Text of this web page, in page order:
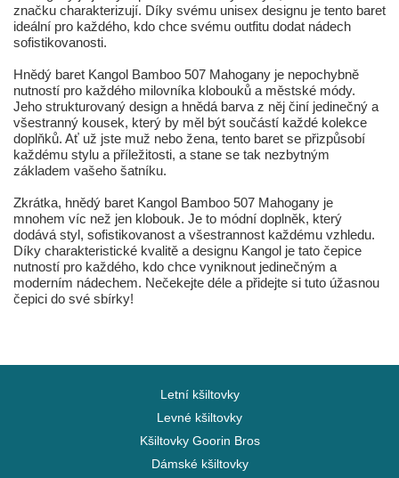
značku charakterizují. Díky svému unisex designu je tento baret
ideální pro každého, kdo chce svému outfitu dodat nádech
sofistikovanosti.
Hnědý baret Kangol Bamboo 507 Mahogany je nepochybně
nutností pro každého milovníka klobouků a městské módy.
Jeho strukturovaný design a hnědá barva z něj činí jedinečný a
všestranný kousek, který by měl být součástí každé kolekce
doplňků. Ať už jste muž nebo žena, tento baret se přizpůsobí
každému stylu a příležitosti, a stane se tak nezbytným
základem vašeho šatníku.
Zkrátka, hnědý baret Kangol Bamboo 507 Mahogany je
mnohem víc než jen klobouk. Je to módní doplněk, který
dodává styl, sofistikovanost a všestrannost každému vzhledu.
Díky charakteristické kvalitě a designu Kangol je tato čepice
nutností pro každého, kdo chce vyniknout jedinečným a
moderním nádechem. Nečekejte déle a přidejte si tuto úžasnou
čepici do své sbírky!
Letní kšiltovky
Levné kšiltovky
Kšiltovky Goorin Bros
Dámské kšiltovky